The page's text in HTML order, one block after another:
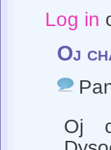
Log in
Oj
Oj